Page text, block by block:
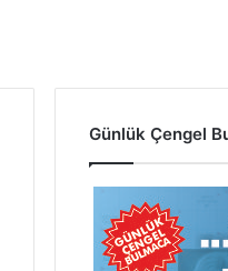
Günlük Çengel